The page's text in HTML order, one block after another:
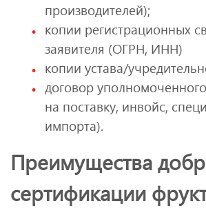
производителей);
копии регистрационных
заявителя (ОГРН, ИНН)
копии устава/
договор
на поставку, инвойс,
импорта).
Преимущества
сертификации